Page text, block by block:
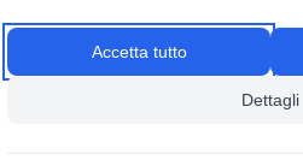
Consulenza Privacy
Accetta tutto
Dettagli